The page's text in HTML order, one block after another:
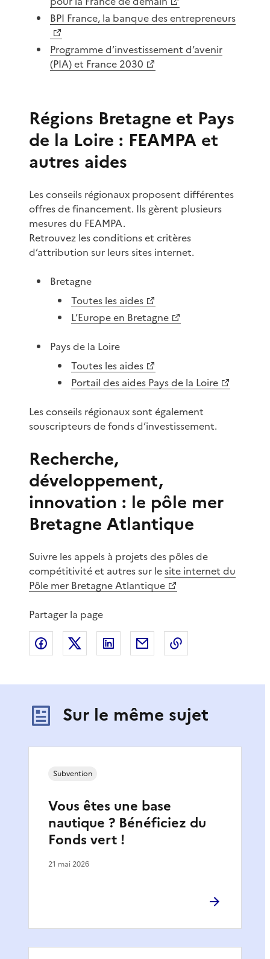
BPI France, la banque des entrepreneurs
Programme d’investissement d’avenir
(PIA) et France 2030
Régions Bretagne et Pays
de la Loire : FEAMPA et
autres aides
Les conseils régionaux proposent différentes
offres de financement. Ils gèrent plusieurs
mesures du FEAMPA.
Retrouvez les conditions et critères
d’attribution sur leurs sites internet.
Bretagne
Toutes les aides
L’Europe en Bretagne
Pays de la Loire
Toutes les aides
Portail des aides Pays de la Loire
Les conseils régionaux sont également
souscripteurs de fonds d’investissement.
Recherche,
développement,
innovation : le pôle mer
Bretagne Atlantique
Suivre les appels à projets des pôles de
compétitivité et autres sur lesite internet du
Pôle mer Bretagne Atlantique
Partager la page
Partager sur Facebook
Partager sur XPartager sur LinkedIn
Partager par email
Sur le même sujet
Vous êtes une base
nautique ? Bénéficiez du
Fonds vert !
Subvention
21 mai 2026